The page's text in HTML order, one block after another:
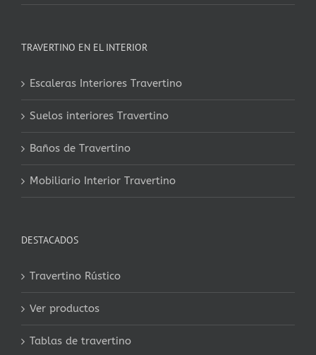
TRAVERTINO EN EL INTERIOR
Escaleras Interiores Travertino
Suelos interiores Travertino
Baños de Travertino
Mobiliario Interior Travertino
DESTACADOS
Travertino Rústico
Ver productos
Tablas de travertino